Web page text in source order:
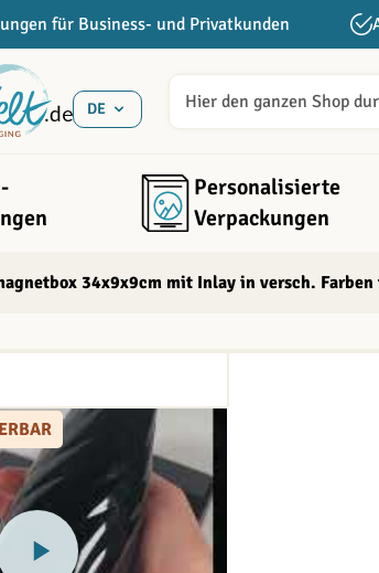
für Business- und Privatkunden
DE
Personalisierte
Verpackungen
34x9x9cm mit Inlay in versch.